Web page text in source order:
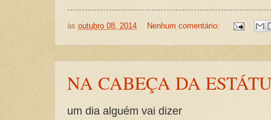
às outubro 08, 2014 Nenhum comentário:
NA CABEÇA DA
um dia alguém vai dizer